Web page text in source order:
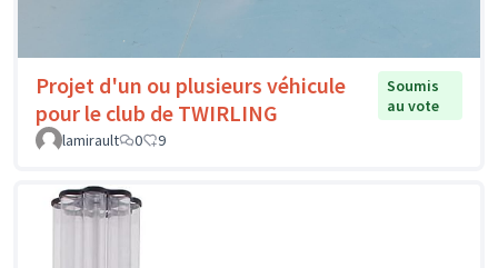
Projet d'un ou plusieurs véhicule
pour le club de TWIRLING
Soumis
au vote
lamirault
0 9